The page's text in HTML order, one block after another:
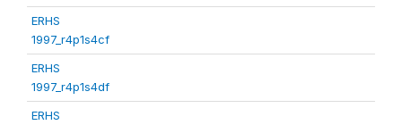
ERHS
1997_r4p1s4cf
ERHS
1997_r4p1s4df
ERHS